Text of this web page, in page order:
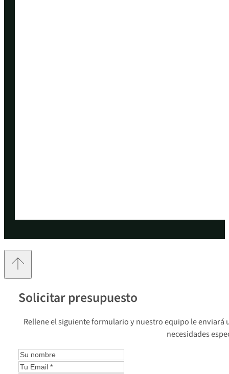
Solicitar presupuesto
Rellene el siguiente formulario y nuestro equipo le
necesidades